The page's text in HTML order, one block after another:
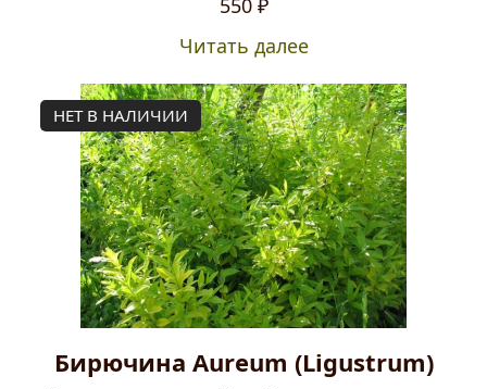
550 ₽
Читать далее
НЕТ В НАЛИЧИИ
Бирючина Aureum (Ligustrum)